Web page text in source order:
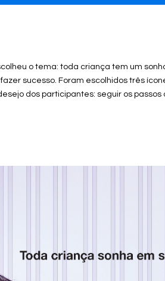
o tema: toda criança tem um
sucesso. Foram escolhidos três
dos participantes: seguir os